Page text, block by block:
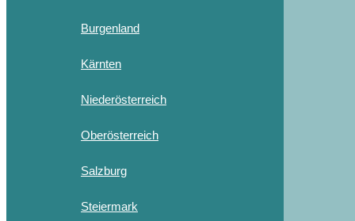
Burgenland
Kärnten
Niederösterreich
Oberösterreich
Salzburg
Steiermark